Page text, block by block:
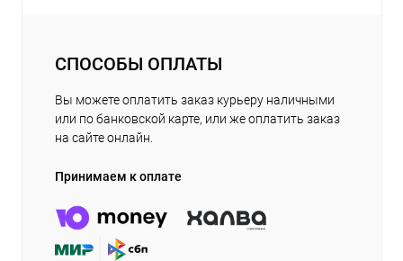
СПОСОБЫ ОПЛАТЫ
Вы можете оплатить заказ курьеру наличными
или по банковской карте, или же оплатить заказ
на сайте онлайн.
Принимаем к оплате